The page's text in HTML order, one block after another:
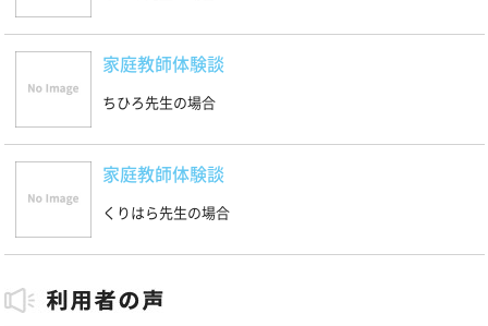
家庭教師体験談
ちひろ先生の場合
家庭教師体験談
くりはら先生の場合